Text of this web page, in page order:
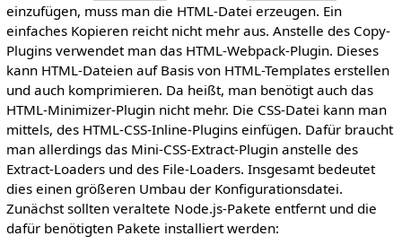
einzufügen, muss man die HTML-Datei erzeugen. Ein
einfaches Kopieren reicht nicht mehr aus. Anstelle des Copy-
Plugins verwendet man das HTML-Webpack-Plugin. Dieses
kann HTML-Dateien auf Basis von HTML-Templates erstellen
und auch komprimieren. Da heißt, man benötigt auch das
HTML-Minimizer-Plugin nicht mehr. Die CSS-Datei kann man
mittels, des HTML-CSS-Inline-Plugins einfügen. Dafür braucht
man allerdings das Mini-CSS-Extract-Plugin anstelle des
Extract-Loaders und des File-Loaders. Insgesamt bedeutet
dies einen größeren Umbau der Konfigurationsdatei.
Zunächst sollten veraltete Node.js-Pakete entfernt und die
dafür benötigten Pakete installiert werden: